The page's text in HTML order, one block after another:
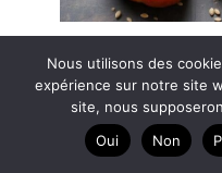
Lundi Pur
Recettes de cuisine
Nous utilisons des
expérience sur notre site
site, nous
Oui
Non